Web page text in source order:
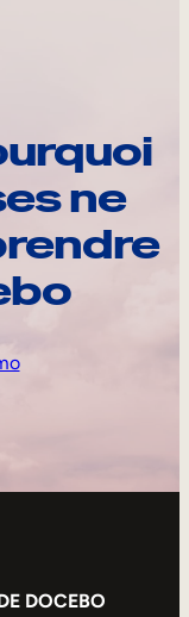
ne
DOCEBO